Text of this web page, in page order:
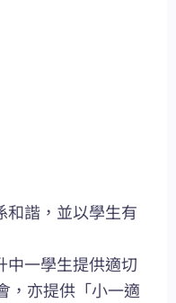
諧，並以學生有
一學生提供適切
，亦提供「小一適